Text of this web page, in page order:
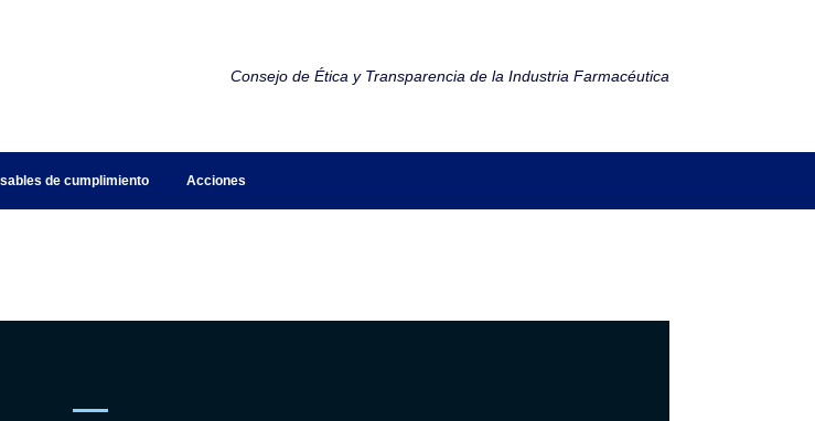
Consejo de Ética y Transparencia de la Industria Farmacéutica
de cumplimiento Acciones